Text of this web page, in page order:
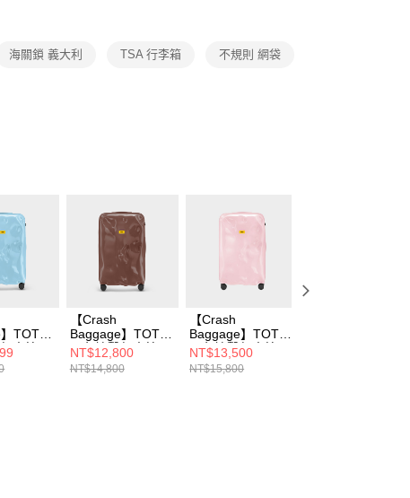
海關鎖 義大利 TSA 行李箱 不規則 網袋
TOT
李箱
【Crash
Baggage】TOT
同色撞擊行李箱
26吋
NT$12,800
NT$14,800
【Crash
Baggage】TOT
同色撞擊行李箱
31吋
NT$13,500
NT$15,800